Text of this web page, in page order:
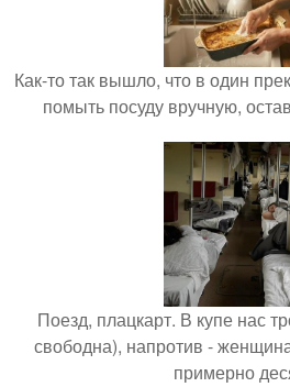
Как-то так вышло, что в один
помыть посуду вручную,
Поезд, плацкарт. В купе нас
свободна), напротив -
примерно